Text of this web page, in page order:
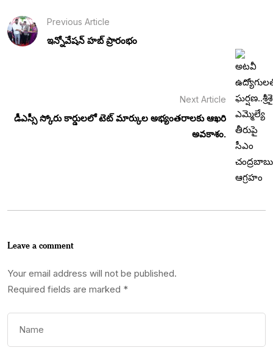
Previous Article
ఇన్నోవేషన్ హబ్ ప్రారంభం
Next Article
డీఎస్సీ స్కోరు కార్డులలో టెట్ మార్కుల అభ్యంతరాలకు ఆఖరి
అవకాశం.
Leave a comment
Your email address will not be published.
Required fields are marked *